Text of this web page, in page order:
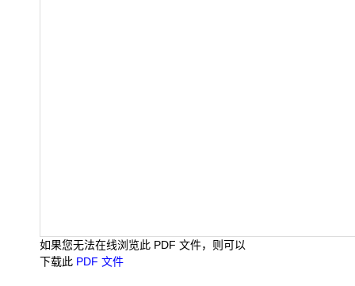
如果您无法在线浏览此 PDF 文件，则可以
下载此 PDF 文件